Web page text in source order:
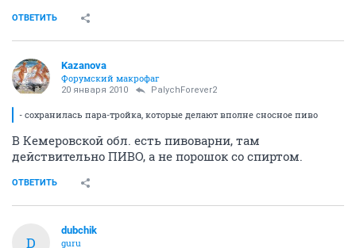
ОТВЕТИТЬ
Kazanova
Форумский макрофаг
20 января 2010 PalychForever2
- сохранилась пара-тройка, которые делают вполне сносное пиво
В Кемеровской обл. есть пивоварни, там
действительно ПИВО, а не порошок со спиртом.
ОТВЕТИТЬ
D
dubchik
guru